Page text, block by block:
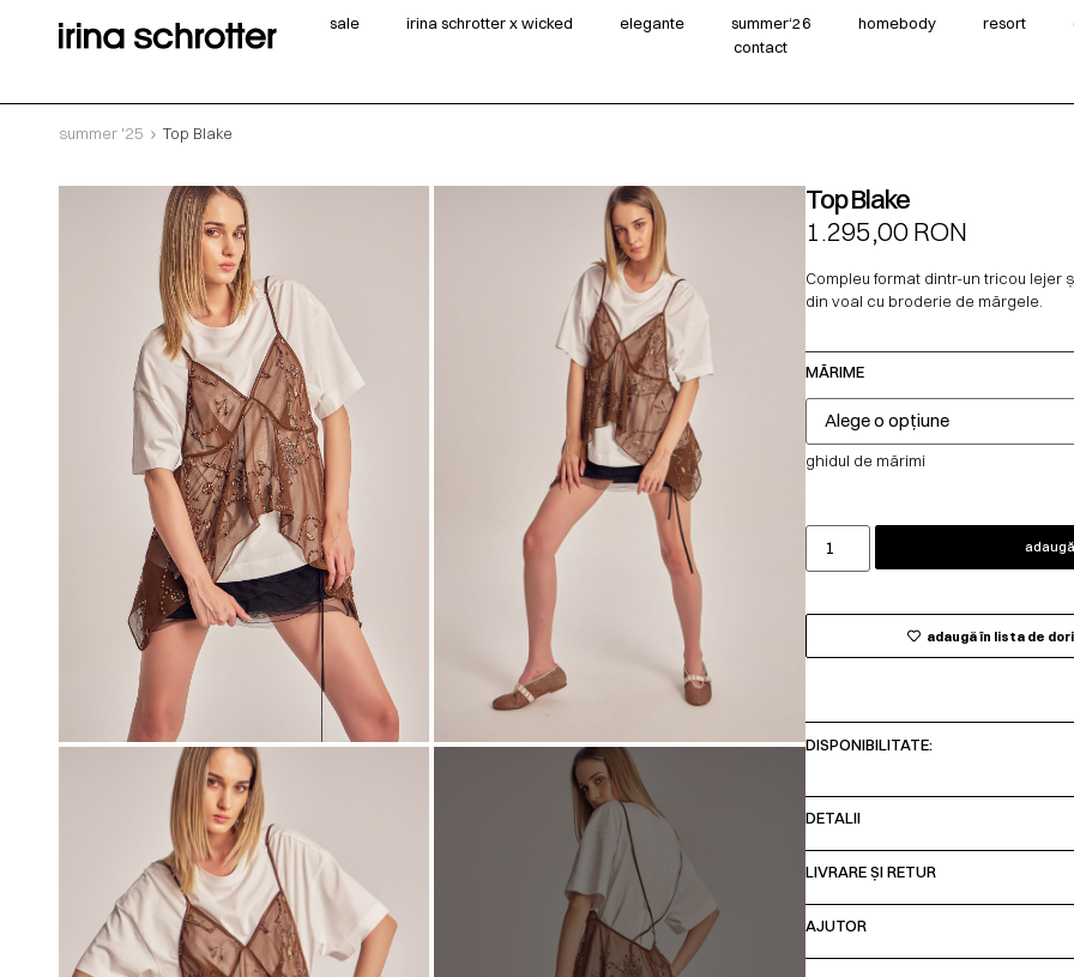
sale irina schrotter x wicked elegante summer‘26 homebody resort
contact
summer '25 Top Blake
Top Blake
1.295,00RON
Compleu format dintr-un tricou lejer
din voal cu broderie de mărgele.
MĂRIME
ghidul de mărimi
adaugă în lista de
DISPONIBILITATE:
DETALII
LIVRARE ȘI RETUR
AJUTOR